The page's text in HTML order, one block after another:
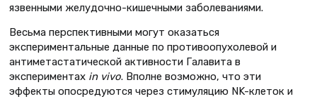
язвенными желудочно-кишечными заболеваниями.
Весьма перспективными могут оказаться
экспериментальные данные по противоопухолевой и
антиметастатической активности Галавита в
экспериментах in vivo. Вполне возможно, что эти
эффекты опосредуются через стимуляцию NK-клеток и